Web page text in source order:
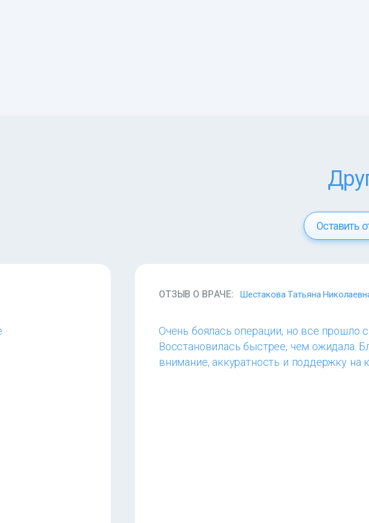
Оставить
ОТЗЫВ О ВРАЧЕ: Шестакова Татьяна
Очень боялась операции, но все прошло
Восстановилась быстрее, чем ожидала.
внимание, аккуратность и поддержку на